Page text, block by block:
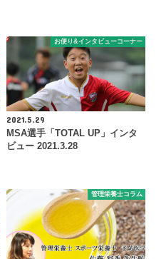
お便り&インタビューコーナー
2021.5.29
MSA選手「TOTAL UP」インタ
ビュー 2021.3.28
管理栄養士コラム